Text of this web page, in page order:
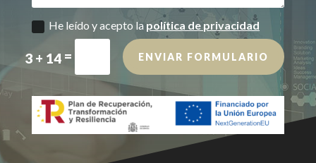
He leído y acepto la política de privacidad
3 + 14 = ENVIAR FORMULARIO